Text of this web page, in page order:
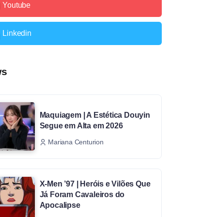
Youtube
Linkedin
Maquiagem | A Estética Douyin
Segue em Alta em 2026
Mariana Centurion
X-Men ’97 | Heróis e Vilões Que
Já Foram Cavaleiros do
Apocalipse